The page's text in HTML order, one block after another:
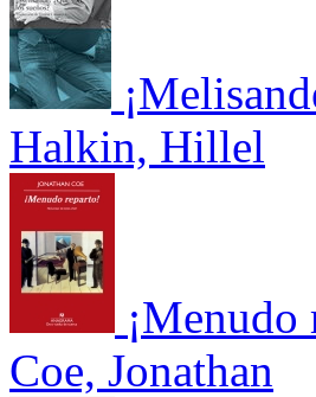
Halkin, Hillel
¡Menudo
Coe, Jonathan